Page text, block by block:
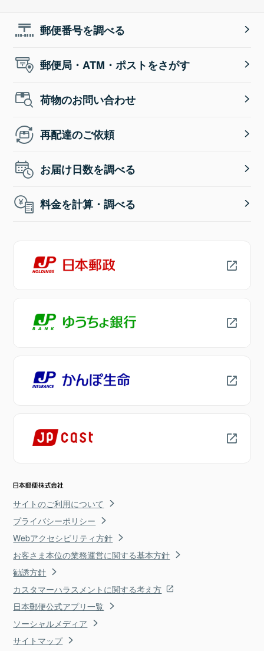
郵便番号を調べる
郵便局・ATM・ポストをさがす
荷物のお問い合わせ
再配達のご依頼
お届け日数を調べる
料金を計算・調べる
サイトのご利用について
プライバシーポリシー
Webアクセシビリティ方針
お客さま本位の業務運営に関する基本方針
勧誘方針
カスタマーハラスメントに関する考え方
日本郵便公式アプリ一覧
ソーシャルメディア
サイトマップ